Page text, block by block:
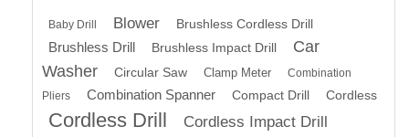
Baby Drill Blower Brushless Cordless Drill
Brushless Drill Brushless Impact Drill
Car
Washer
Circular Saw Clamp Meter
Combination
Pliers
Combination Spanner Compact Drill Cordless
Cordless Drill Cordless Impact Drill